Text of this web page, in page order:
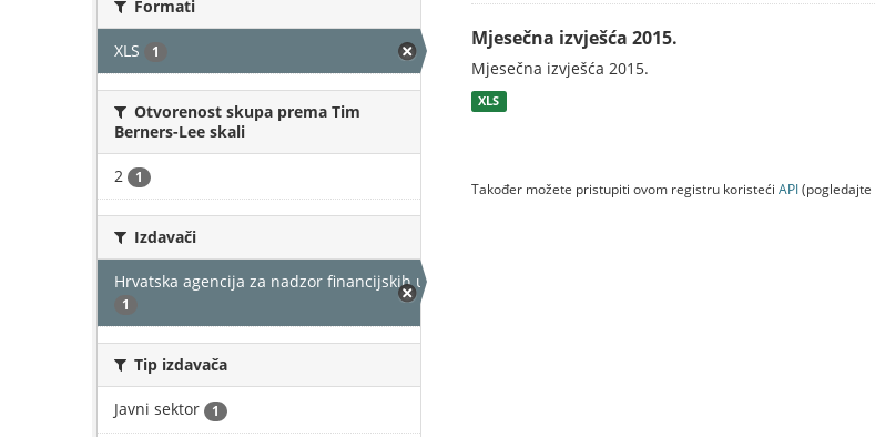
Formati
XLS 1
Otvorenost skupa prema Tim
Berners-Lee skali
2 1
Izdavači
Hrvatska agencija za nadzor financijskih usluga
1
Tip izdavača
Javni sektor 1
Mjesečna izvješća 2015.
Mjesečna izvješća 2015.
XLS
Također možete pristupiti ovom registru koristeći API(pogledajte